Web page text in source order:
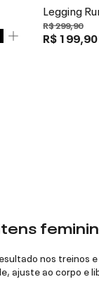
Legging
R$ 299,90
R$ 199,90
nos
ajuste ao corpo e